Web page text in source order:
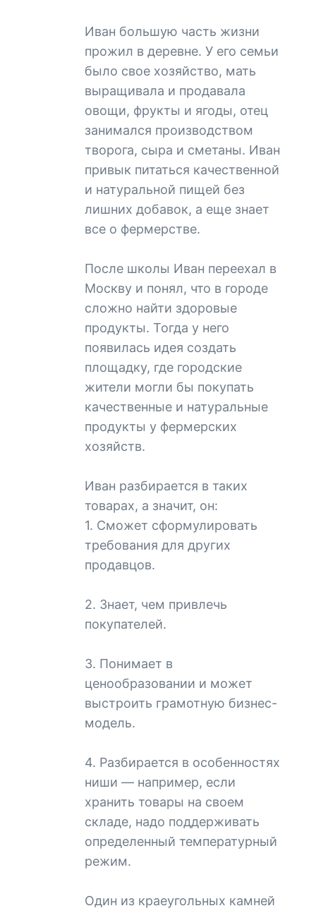
Иван большую часть жизни
прожил в деревне. У его семьи
было свое хозяйство, мать
выращивала и продавала
овощи, фрукты и ягоды, отец
занимался производством
творога, сыра и сметаны. Иван
привык питаться качественной
и натуральной пищей без
лишних добавок, а еще знает
все о фермерстве.
После школы Иван переехал в
Москву и понял, что в городе
сложно найти здоровые
продукты. Тогда у него
появилась идея создать
площадку, где городские
жители могли бы покупать
качественные и натуральные
продукты у фермерских
хозяйств.
Иван разбирается в таких
товарах, а значит, он:
1. Сможет сформулировать
требования для других
продавцов.
2. Знает, чем привлечь
покупателей.
3. Понимает в
ценообразовании и может
выстроить грамотную бизнес-
модель.
4. Разбирается в особенностях
ниши — например, если
хранить товары на своем
складе, надо поддерживать
определенный температурный
режим.
Один из краеугольных камней